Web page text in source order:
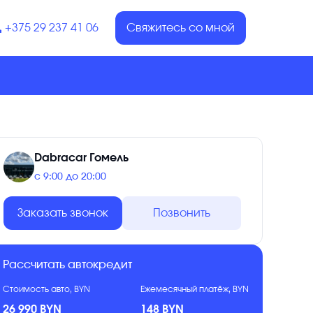
+375 29 237 41 06 Свяжитесь со мной
Dabracar Гомель
с 9:00 до 20:00
Заказать звонок Позвонить
Рассчитать автокредит
Стоимость авто, BYN
26 990 BYN
Ежемесячный платёж, BYN
148 BYN